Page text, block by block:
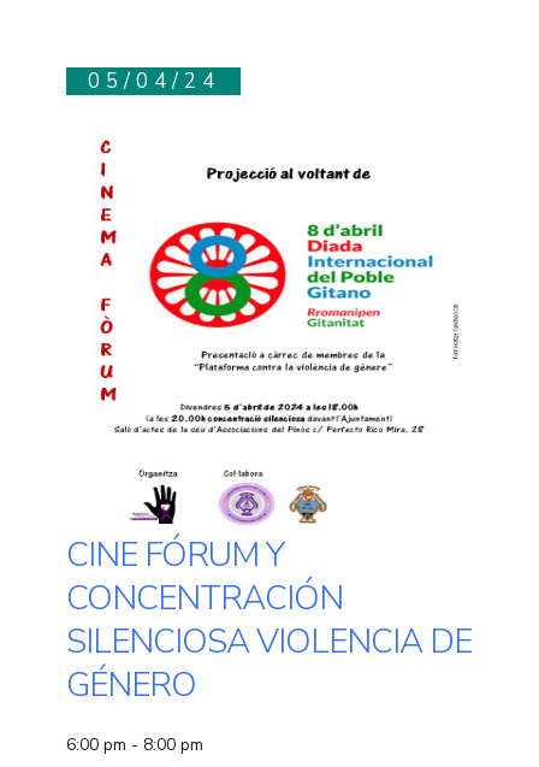
05/04/24
CINE FÓRUM Y
CONCENTRACIÓN
SILENCIOSA VIOLENCIA DE
GÉNERO
6:00 pm - 8:00 pm